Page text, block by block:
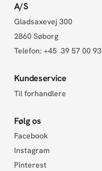
A/S
Gladsaxevej 300
2860 Søborg
Telefon: +45 39 57 00 93
Kundeservice
Til forhandlere
Følg os
Facebook
Instagram
Pinterest